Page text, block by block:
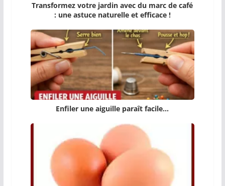
Transformez votre jardin avec du marc de café
: une astuce naturelle et efficace !
Enfiler une aiguille paraît facile…